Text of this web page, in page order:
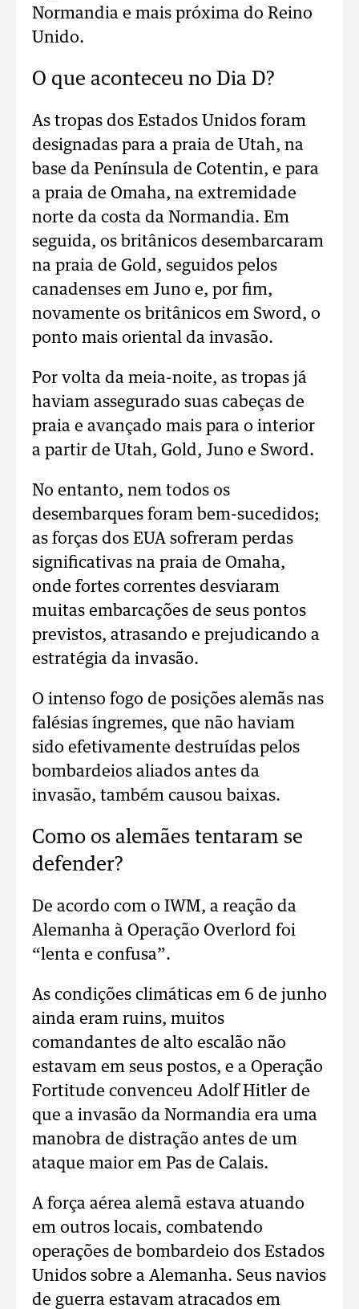
Normandia e mais próxima do Reino
Unido.
O que aconteceu no Dia D?
As tropas dos Estados Unidos foram
designadas para a praia de Utah, na
base da Península de Cotentin, e para
a praia de Omaha, na extremidade
norte da costa da Normandia. Em
seguida, os britânicos desembarcaram
na praia de Gold, seguidos pelos
canadenses em Juno e, por fim,
novamente os britânicos em Sword, o
ponto mais oriental da invasão.
Por volta da meia-noite, as tropas já
haviam assegurado suas cabeças de
praia e avançado mais para o interior
a partir de Utah, Gold, Juno e Sword.
No entanto, nem todos os
desembarques foram bem-sucedidos;
as forças dos EUA sofreram perdas
significativas na praia de Omaha,
onde fortes correntes desviaram
muitas embarcações de seus pontos
previstos, atrasando e prejudicando a
estratégia da invasão.
O intenso fogo de posições alemãs nas
falésias íngremes, que não haviam
sido efetivamente destruídas pelos
bombardeios aliados antes da
invasão, também causou baixas.
Como os alemães tentaram se
defender?
De acordo com o IWM, a reação da
Alemanha à Operação Overlord foi
“lenta e confusa”.
As condições climáticas em 6 de junho
ainda eram ruins, muitos
comandantes de alto escalão não
estavam em seus postos, e a Operação
Fortitude convenceu Adolf Hitler de
que a invasão da Normandia era uma
manobra de distração antes de um
ataque maior em Pas de Calais.
A força aérea alemã estava atuando
em outros locais, combatendo
operações de bombardeio dos Estados
Unidos sobre a Alemanha. Seus navios
de guerra estavam atracados em